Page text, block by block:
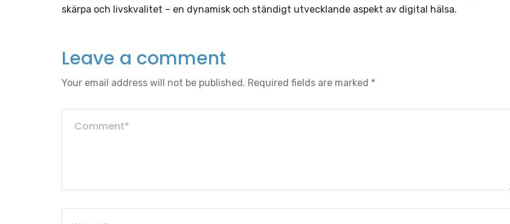
skärpa och livskvalitet – en dynamisk och ständigt utvecklande aspekt av digital hälsa.
Leave a comment
Your email address will not be published. Required fields are marked *